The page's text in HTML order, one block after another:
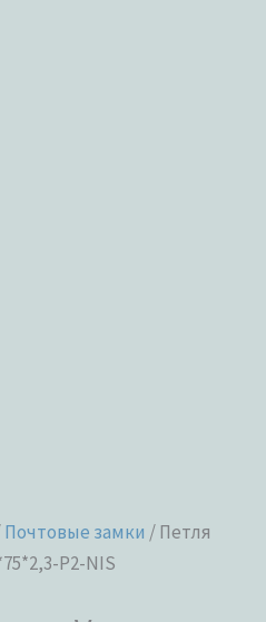
Почтовые замки / Петля
P2-NIS